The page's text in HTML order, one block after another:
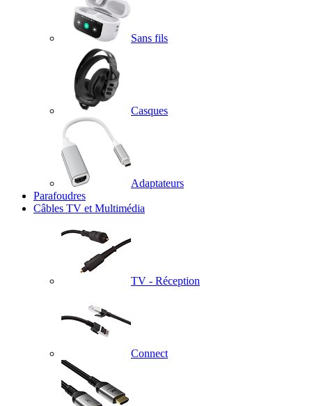
Sans fils
Casques
Adaptateurs
Parafoudres
Câbles TV et Multimédia
TV - Réception
Connect